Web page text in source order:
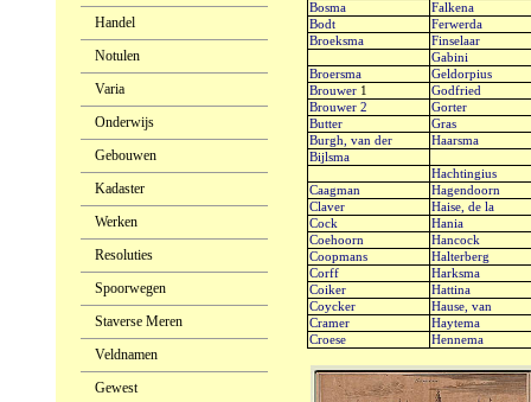
Handel
Notulen
Varia
Onderwijs
Gebouwen
Kadaster
Werken
Resoluties
Spoorwegen
Staverse Meren
Veldnamen
Gewest
Bosma
Falkena
Bodt
Ferwerda
Broeksma
Finselaar
Gabini
Broersma
Geldorpius
Brouwer 1
Godfried
Brouwer 2
Gorter
Butter
Gras
Burgh, van der
Haarsma
Bijlsma
Hachtingius
Caagman
Hagendoorn
Claver
Haise, de la
Cock
Hania
Coehoorn
Hancock
Coopmans
Halterberg
Corff
Harksma
Coiker
Hattina
Coycker
Hause, van
Cramer
Haytema
Croese
Hennema